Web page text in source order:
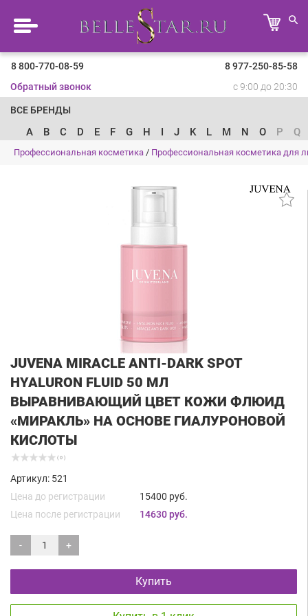
8 800-770-08-59
8 977-250-85-58
Обратный звонок
с 9:00 до 20:30
ВСЕ БРЕНДЫ
A B C D E F G H I J K L M N O P Q
Профессиональная косметика / Профессиональная косметика для
JUVENA MIRACLE ANTI-DARK SPOT
HYALURON FLUID 50 МЛ
ВЫРАВНИВАЮЩИЙ ЦВЕТ КОЖИ ФЛЮИД
«МИРАКЛЬ» НА ОСНОВЕ ГИАЛУРОНОВОЙ
КИСЛОТЫ
( 0 )
Артикул: 521
Цена до регистрации
15400 руб.
Цена после регистрации
14630 руб.
- +
Купить